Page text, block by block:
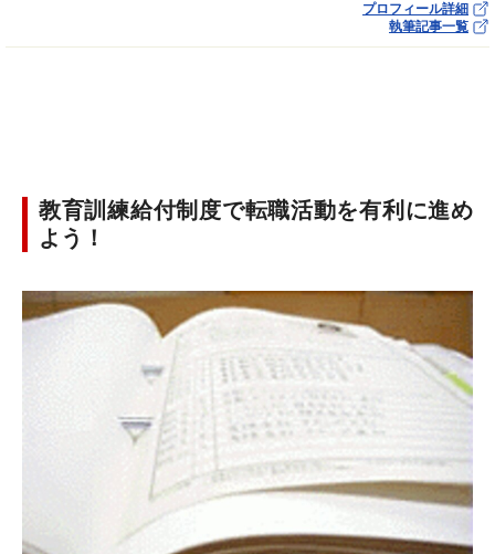
プロフィール詳細
執筆記事一覧
教育訓練給付制度で転職活動を有利に進め
よう！